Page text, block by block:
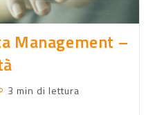
Management –
3 min di lettura